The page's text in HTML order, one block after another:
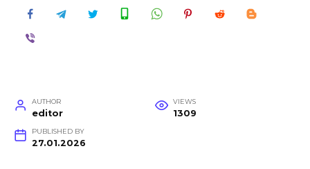
AUTHOR
editor
VIEWS
1309
PUBLISHED BY
27.01.2026